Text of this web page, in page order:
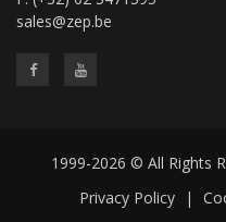
sales@zep.be
1999-2026 © All Rights
Privacy Policy
|